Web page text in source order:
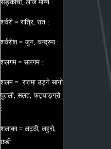
सङ्कोची, लाज मान्ने :
शर्वरी = रात्रि, रात :
शर्वरीश = जुन, चन्द्रमा :
शलगम = सलगम :
शलम = रातमा उड्ने सानो
पुतली, सलह, फट्याङ्ग्रो
:
शलाका = लट्ठी, लहुरो,
छड़ी :